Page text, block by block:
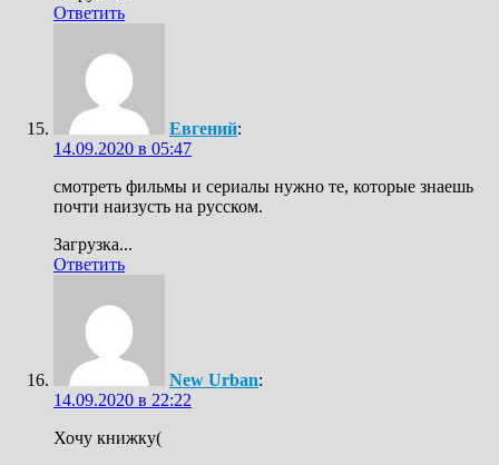
Ответить
Евгений:
14.09.2020 в 05:47
смотреть фильмы и сериалы нужно те, которые знаешь
почти наизусть на русском.
Загрузка...
Ответить
New Urban:
14.09.2020 в 22:22
Хочу книжку(